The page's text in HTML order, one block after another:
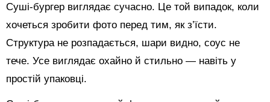
Суші-бургер виглядає сучасно. Це той випадок, коли
хочеться зробити фото перед тим, як з’їсти.
Структура не розпадається, шари видно, соус не
тече. Усе виглядає охайно й стильно — навіть у
простій упаковці.